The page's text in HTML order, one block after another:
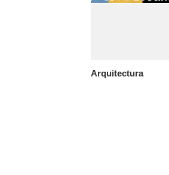
Arquitectura